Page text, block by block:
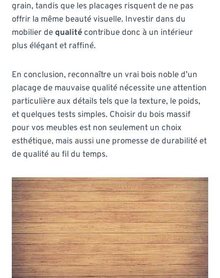
grain, tandis que les placages risquent de ne pas
offrir la même beauté visuelle. Investir dans du
mobilier de qualité contribue donc à un intérieur
plus élégant et raffiné.
En conclusion, reconnaître un vrai bois noble d’un
placage de mauvaise qualité nécessite une attention
particulière aux détails tels que la texture, le poids,
et quelques tests simples. Choisir du bois massif
pour vos meubles est non seulement un choix
esthétique, mais aussi une promesse de durabilité et
de qualité au fil du temps.